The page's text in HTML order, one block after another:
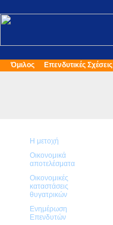
Όμιλος Επενδυτικές Σχέσεις
Η μετοχή
Οικονομικά
αποτελέσματα
Οικονομικές
καταστάσεις
θυγατρικών
Ενημέρωση
Επενδυτών